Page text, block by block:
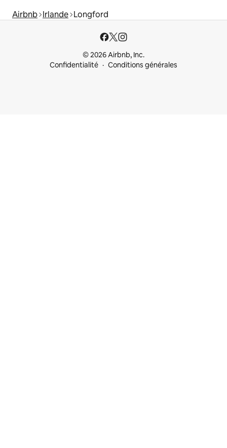
Airbnb Irlande Longford
© 2026 Airbnb, Inc.
Confidentialité
Conditions générales